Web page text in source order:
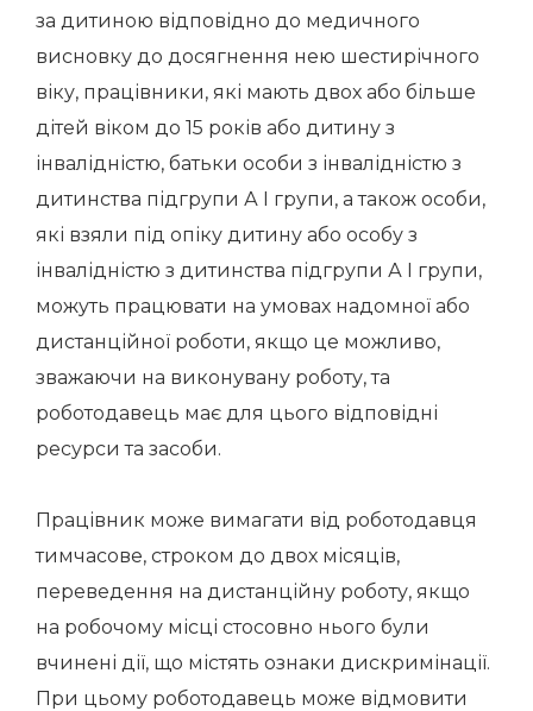
за дитиною відповідно до медичного
висновку до досягнення нею шестирічного
віку, працівники, які мають двох або більше
дітей віком до 15 років або дитину з
інвалідністю, батьки особи з інвалідністю з
дитинства підгрупи А I групи, а також особи,
які взяли під опіку дитину або особу з
інвалідністю з дитинства підгрупи А I групи,
можуть працювати на умовах надомної або
дистанційної роботи, якщо це можливо,
зважаючи на виконувану роботу, та
роботодавець має для цього відповідні
ресурси та засоби.
Працівник може вимагати від роботодавця
тимчасове, строком до двох місяців,
переведення на дистанційну роботу, якщо
на робочому місці стосовно нього були
вчинені дії, що містять ознаки дискримінації.
При цьому роботодавець може відмовити